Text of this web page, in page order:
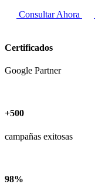
Consultar Ahora
Certificados
Google Partner
+500
campañas exitosas
98%